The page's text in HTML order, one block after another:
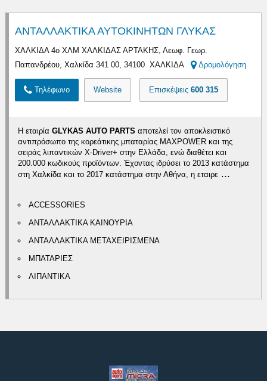
ΑΝΤΑΛΛΑΚΤΙΚΑ ΑΥΤΟΚΙΝΗΤΩΝ ΓΛΥΚΑΣ
ΧΑΛΚΙΔΑ 4ο ΧΛΜ ΧΑΛΚΙΔΑΣ ΑΡΤΑΚΗΣ, Λεωφ. Γεωρ.
Παπανδρέου, Χαλκίδα 341 00, 34100 ΧΑΛΚΙΔΑ
Δρομολόγηση
Τηλέφωνο Website Επισκέψεις600 315
Η εταιρία GLYKAS AUTO PARTSαποτελεί τον αποκλειστικό
αντιπρόσωπο της κορεάτικης μπαταρίας MAXPOWER και της
σειράς λιπαντικών X-Driver+ στην Ελλάδα, ενώ διαθέτει και
200.000 κωδικούς προϊόντων. Έχοντας ιδρύσει το 2013 κατάστημα
στη Χαλκίδα και το 2017 κατάστημα στην Αθήνα, η εταιρε ...
ACCESSORIES
ΑΝΤΑΛΛΑΚΤΙΚΑ ΚΑΙΝΟΥΡΙΑ
ΑΝΤΑΛΛΑΚΤΙΚΑ ΜΕΤΑΧΕΙΡΙΣΜΕΝΑ
ΜΠΑΤΑΡΙΕΣ
ΛΙΠΑΝΤΙΚΑ